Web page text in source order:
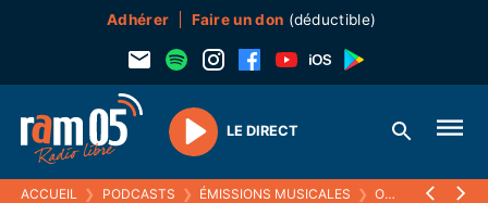
Adhérer Faire un don (déductible)
Play
LE DIRECT
ACCUEIL ❯ PODCASTS ❯ ÉMISSIONS MUSICALES ❯ ON THE MAINLINES